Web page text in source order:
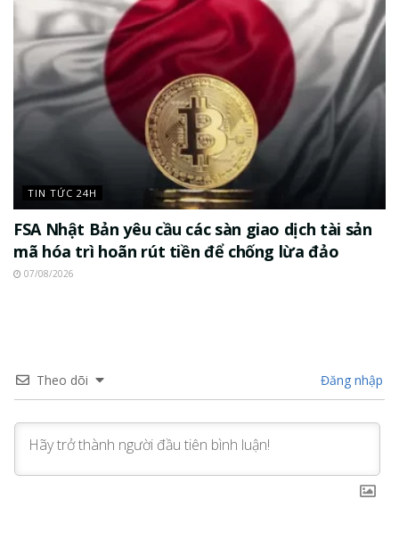
TIN TỨC 24H
FSA Nhật Bản yêu cầu các sàn giao dịch tài sản
mã hóa trì hoãn rút tiền để chống lừa đảo
07/08/2026
Theo dõi Đăng nhập